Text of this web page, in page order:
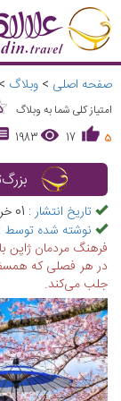
صفحه اصلی > وبلاگ >
امتیاز کلی شما به وبلاگ
5
17
1983
تاریخ انتشار : 01 خرداد 1402 13:48
نوشته شده توسط :
فرهنگ مردمان
در هر فصلی که
جلب می‌کند.